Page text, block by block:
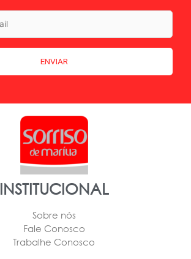
INSTITUCIONAL
Sobre nós
Fale Conosco
Trabalhe Conosco